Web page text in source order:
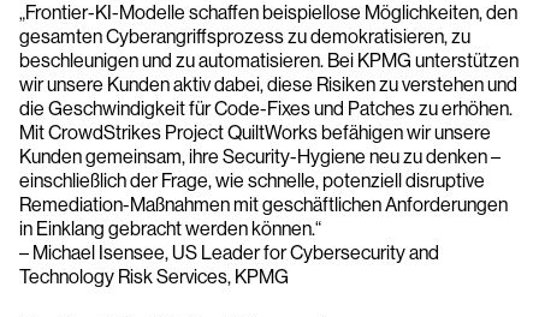
„Frontier-KI-Modelle schaffen beispiellose Möglichkeiten, den
gesamten Cyberangriffsprozess zu demokratisieren, zu
beschleunigen und zu automatisieren. Bei KPMG unterstützen
wir unsere Kunden aktiv dabei, diese Risiken zu verstehen und
die Geschwindigkeit für Code-Fixes und Patches zu erhöhen.
Mit CrowdStrikes Project QuiltWorks befähigen wir unsere
Kunden gemeinsam, ihre Security-Hygiene neu zu denken –
einschließlich der Frage, wie schnelle, potenziell disruptive
Remediation-Maßnahmen mit geschäftlichen Anforderungen
in Einklang gebracht werden können.“
– Michael Isensee, US Leader for Cybersecurity and
Technology Risk Services, KPMG